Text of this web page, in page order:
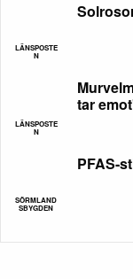
LÄNSPOSTE
N
LÄNSPOSTE
N
tar
SÖRMLAND
SBYGDEN
PFAS-